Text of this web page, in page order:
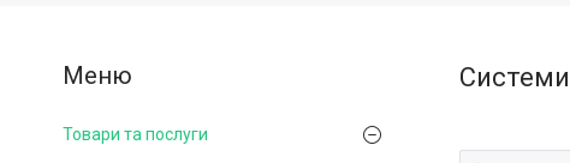
Товари та послуги